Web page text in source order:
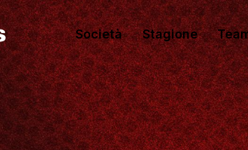
Società Stagione